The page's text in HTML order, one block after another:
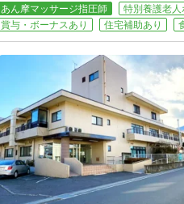
あん摩マッサージ指圧師 特別養護老人
賞与・ボーナスあり
住宅補助あり